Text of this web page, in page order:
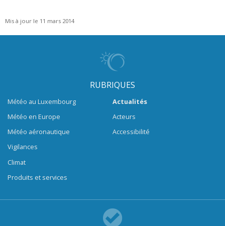
Mis à jour le 11 mars 2014
RUBRIQUES
Météo au Luxembourg
Météo en Europe
Météo aéronautique
Vigilances
Climat
Produits et services
Actualités
Acteurs
Accessibilité